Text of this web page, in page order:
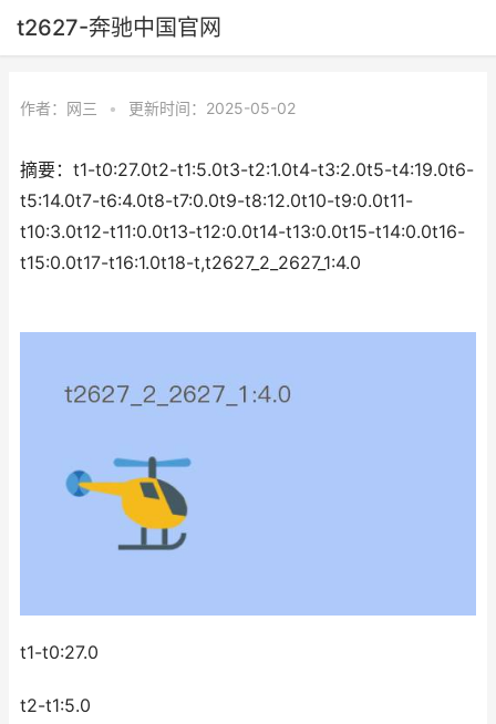
t2627-奔驰中国官网
作者： 网三 • 更新时间：2025-05-02
摘要：t1-t0:27.0t2-t1:5.0t3-t2:1.0t4-t3:2.0t5-t4:19.0t6-
t5:14.0t7-t6:4.0t8-t7:0.0t9-t8:12.0t10-t9:0.0t11-
t10:3.0t12-t11:0.0t13-t12:0.0t14-t13:0.0t15-t14:0.0t16-
t15:0.0t17-t16:1.0t18-t,t2627_2_2627_1:4.0
t1-t0:27.0
t2-t1:5.0